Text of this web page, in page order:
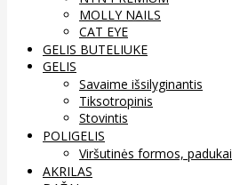
MOLLY NAILS
CAT EYE
GELIS BUTELIUKE
GELIS
Savaime išsilyginantis
Tiksotropinis
Stovintis
POLIGELIS
Viršutinės formos, padukai
AKRILAS